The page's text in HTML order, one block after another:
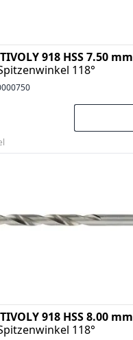
918 HSS 7.50 mm
118°
918 HSS 8.00 mm
118°